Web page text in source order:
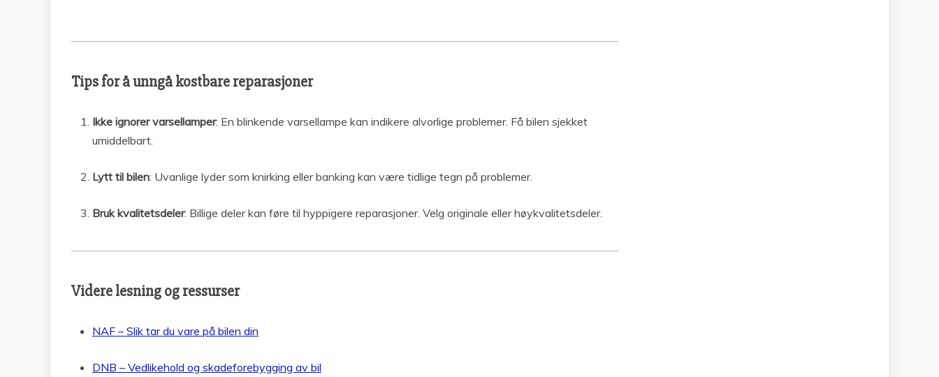
Tips for å unngå kostbare reparasjoner
Ikke ignorer varsellamper: En blinkende varsellampe kan indikere alvorlige problemer. Få bilen sjekket
umiddelbart.
Lytt til bilen: Uvanlige lyder som knirking eller banking kan være tidlige tegn på problemer.
Bruk kvalitetsdeler: Billige deler kan føre til hyppigere reparasjoner. Velg originale eller høykvalitetsdeler.
Videre lesning og ressurser
NAF – Slik tar du vare på bilen din
DNB – Vedlikehold og skadeforebygging av bil